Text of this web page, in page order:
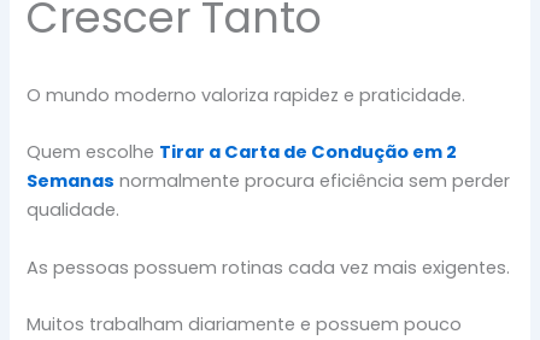
Crescer Tanto
O mundo moderno valoriza rapidez e praticidade.
Quem escolhe Tirar a Carta de Condução em 2
Semanas normalmente procura eficiência sem perder
qualidade.
As pessoas possuem rotinas cada vez mais exigentes.
Muitos trabalham diariamente e possuem pouco